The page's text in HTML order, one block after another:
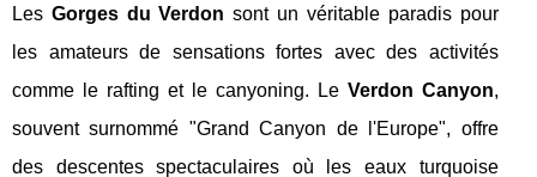
Les Gorges du Verdon sont un véritable paradis pour
les amateurs de sensations fortes avec des activités
comme le rafting et le canyoning. Le Verdon Canyon,
souvent surnommé "Grand Canyon de l'Europe", offre
des descentes spectaculaires où les eaux turquoise